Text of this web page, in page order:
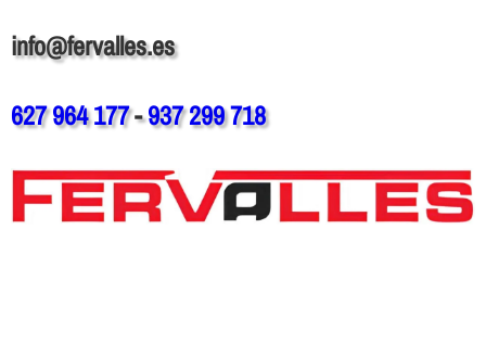
info@fervalles.es
627 964 177-937 299 718